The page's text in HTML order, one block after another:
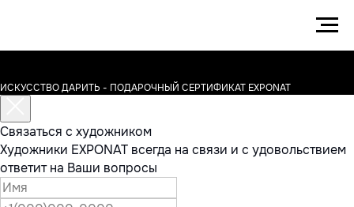
ИСКУССТВО ДАРИТЬ - ПОДАРОЧНЫЙ СЕРТИФИКАТ EXPONAT
Связаться с художником
Художники EXPONAT всегда на связи и с удовольствием
ответит на Ваши вопросы